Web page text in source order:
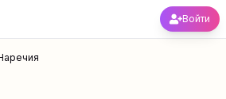
Войти